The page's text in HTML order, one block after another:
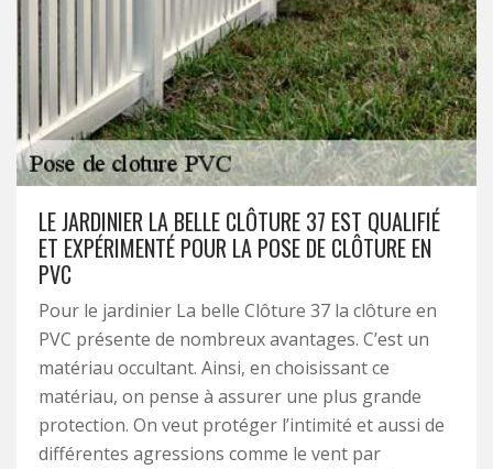
LE JARDINIER LA BELLE CLÔTURE 37 EST QUALIFIÉ
ET EXPÉRIMENTÉ POUR LA POSE DE CLÔTURE EN
PVC
Pour le jardinier La belle Clôture 37 la clôture en
PVC présente de nombreux avantages. C’est un
matériau occultant. Ainsi, en choisissant ce
matériau, on pense à assurer une plus grande
protection. On veut protéger l’intimité et aussi de
différentes agressions comme le vent par